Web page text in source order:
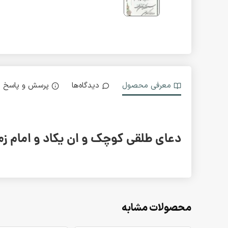
معرفی محصول دیدگاه‌ها پرسش و پاسخ
دعای طلقی کوچک و ان یکاد و امام
محصولات مشابه